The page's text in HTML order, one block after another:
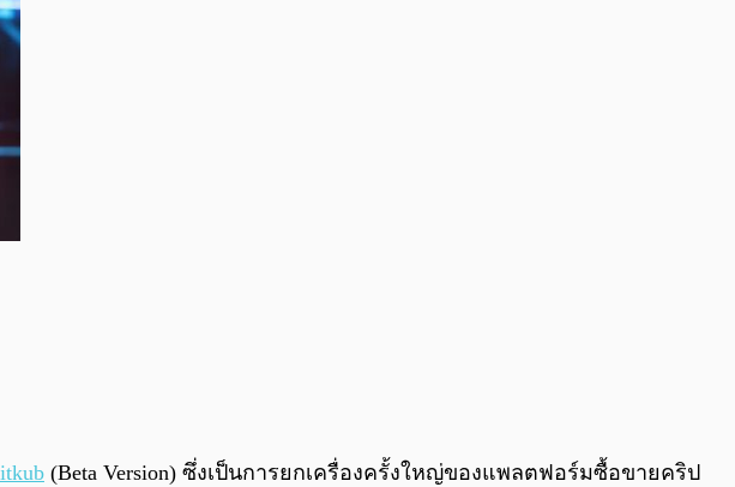
0:00 /
(Beta Version) ซึ่งเป็นการยกเครื่องครั้งใหญ่ของแพลตฟอร์มซื้อขายคริป